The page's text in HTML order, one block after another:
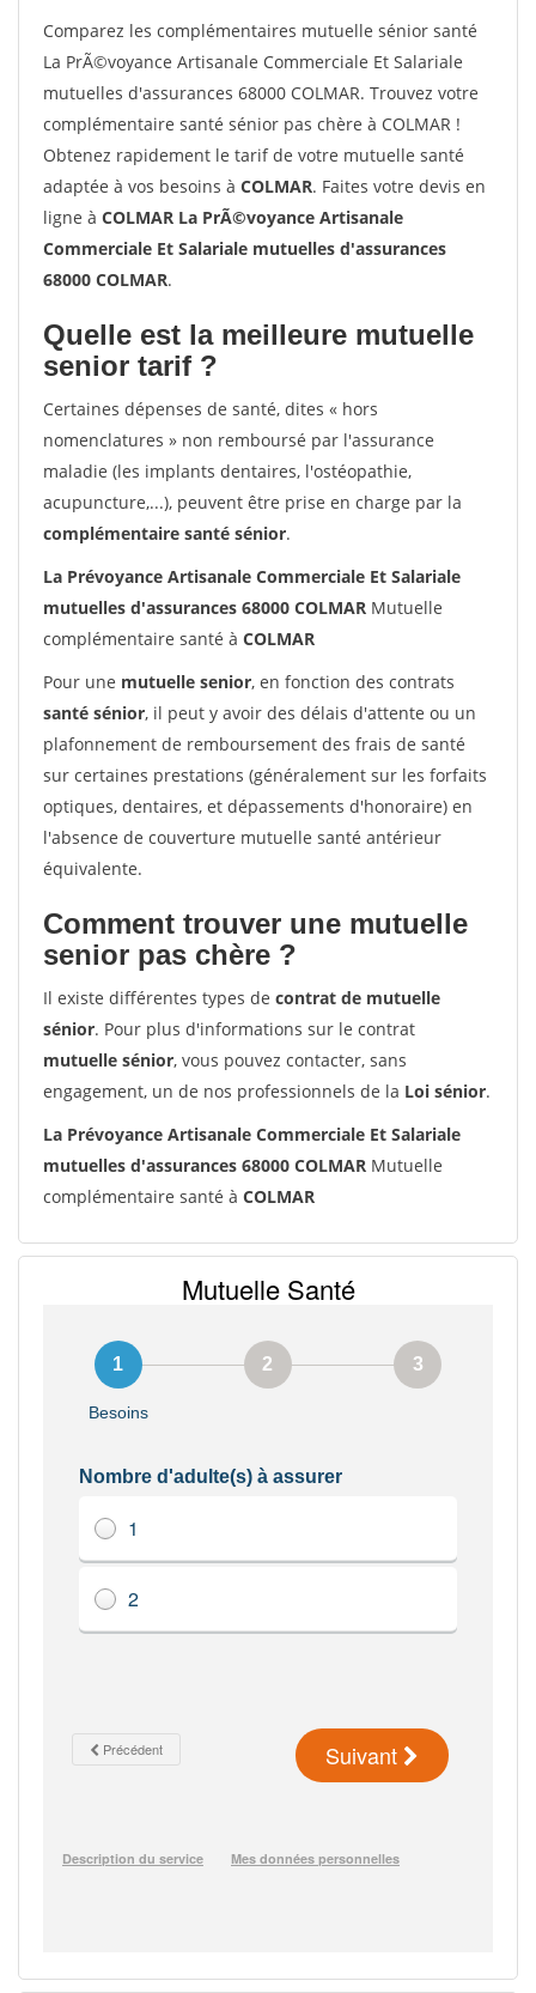
Comparez les complémentaires mutuelle sénior santé
La PrÃ©voyance Artisanale Commerciale Et Salariale
mutuelles d'assurances 68000 COLMAR. Trouvez votre
complémentaire santé sénior pas chère à COLMAR !
Obtenez rapidement le tarif de votre mutuelle santé
adaptée à vos besoins à COLMAR. Faites votre devis en
ligne à COLMAR La PrÃ©voyance Artisanale
Commerciale Et Salariale mutuelles d'assurances
68000 COLMAR.
Quelle est la meilleure mutuelle
senior tarif ?
Certaines dépenses de santé, dites « hors
nomenclatures » non remboursé par l'assurance
maladie (les implants dentaires, l'ostéopathie,
acupuncture,...), peuvent être prise en charge par la
complémentaire santé sénior.
La Prévoyance Artisanale Commerciale Et Salariale
mutuelles d'assurances 68000 COLMAR Mutuelle
complémentaire santé à COLMAR
Pour une mutuelle senior, en fonction des contrats
santé sénior, il peut y avoir des délais d'attente ou un
plafonnement de remboursement des frais de santé
sur certaines prestations (généralement sur les forfaits
optiques, dentaires, et dépassements d'honoraire) en
l'absence de couverture mutuelle santé antérieur
équivalente.
Comment trouver une mutuelle
senior pas chère ?
Il existe différentes types de contrat de mutuelle
sénior. Pour plus d'informations sur le contrat
mutuelle sénior, vous pouvez contacter, sans
engagement, un de nos professionnels de la Loi sénior.
La Prévoyance Artisanale Commerciale Et Salariale
mutuelles d'assurances 68000 COLMAR Mutuelle
complémentaire santé à COLMAR